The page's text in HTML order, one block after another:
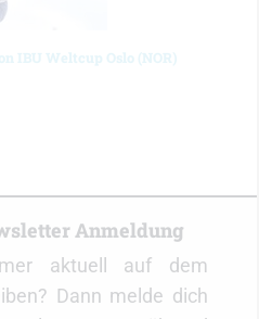
IBU Weltcup Oslo (NOR)
Anmeldung
aktuell auf dem
Dann melde dich